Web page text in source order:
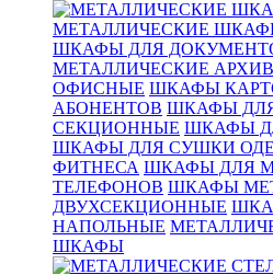
МЕТАЛЛИЧЕСКИЕ
ШКАФЫ ДЛЯ
МЕТАЛЛИЧЕСКИЕ
ОФИСНЫЕ ШКАФЫ
АБОНЕНТОВ ШКАФЫ
СЕКЦИОННЫЕ ШКАФЫ
ШКАФЫ ДЛЯ СУШКИ
ФИТНЕСА ШКАФЫ ДЛЯ
ТЕЛЕФОНОВ ШКАФЫ
ДВУХСЕКЦИОННЫЕ
НАПОЛЬНЫЕ
ШКАФЫ